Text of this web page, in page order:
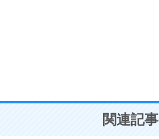
ことが大切。
関連記事